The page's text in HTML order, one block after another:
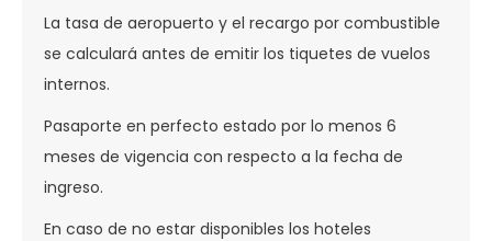
La tasa de aeropuerto y el recargo por combustible
se calculará antes de emitir los tiquetes de vuelos
internos.
Pasaporte en perfecto estado por lo menos 6
meses de vigencia con respecto a la fecha de
ingreso.
En caso de no estar disponibles los hoteles